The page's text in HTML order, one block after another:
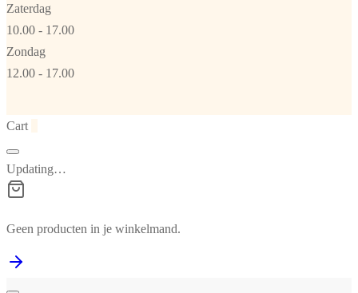
Zaterdag
10.00 - 17.00
Zondag
12.00 - 17.00
Cart
Updating…
Geen producten in je winkelmand.